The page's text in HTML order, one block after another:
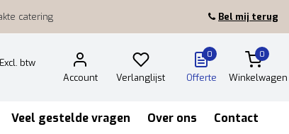
catering Bel mij terug
Excl. btw
Account
Verlanglijst
0
Offerte
0
Winkelwagen
Veel gestelde vragen Over ons Contact